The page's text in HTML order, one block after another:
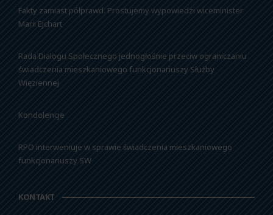
Fakty zamiast półprawd. Prostujemy wypowiedzi wiceminister
Marii Ejchart
Rada Dialogu Społecznego jednogłośnie przeciw ograniczaniu
świadczenia mieszkaniowego funkcjonariuszy Służby
Więziennej
Kondolencje
RPO interweniuje w sprawie świadczenia mieszkaniowego
funkcjonariuszy SW
KONTAKT